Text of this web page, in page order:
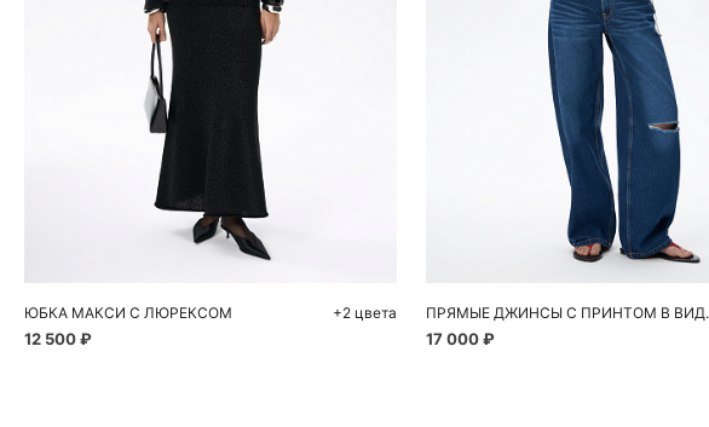
Добавить в корзину
S
ЮБКА МАКСИ С ЛЮРЕКСОМ
12 500 ₽
+2 цвета
Добавить в корзину
44 46
ПРЯМЫЕ
17 000 ₽